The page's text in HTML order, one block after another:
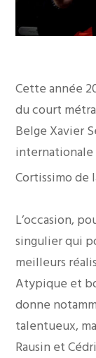
Cette année
du court
Belge Xavier
Cortissimo de
L’occasion,
singulier qui
meilleurs
Atypique et
donne
talentueux,
Rausin et